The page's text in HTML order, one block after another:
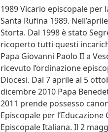
1989 Vicario episcopale per
Santa Rufina 1989.
Storta. Dal 1998 è stato
ricoperto tutti questi
Papa Giovanni Paolo II a
ricevuto l’ordinazione
Diocesi. Dal 7 aprile al 5
dicembre 2010 Papa
2011 prende possesso
Episcopale per
Episcopale Italiana. Il 2